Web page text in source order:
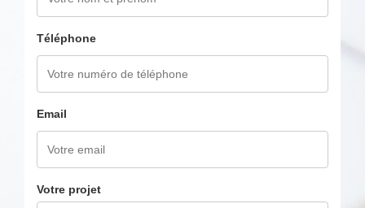
Téléphone
Email
Votre projet